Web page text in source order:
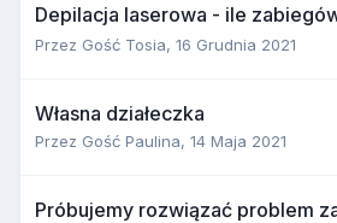
Depilacja laserowa - ile
Przez Gość Tosia, 16 Grudnia 2021
Własna działeczka
Przez Gość Paulina, 14 Maja 2021
Próbujemy rozwiązać problem